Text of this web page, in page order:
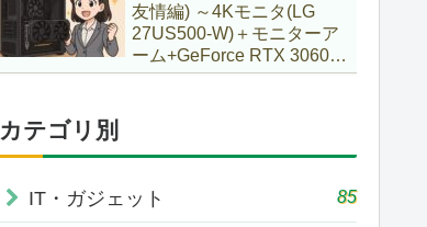
友情編) ～4Kモニタ(LG
27US500-W)＋モニターア
ーム+GeForce RTX 3060Ti
VENTUS 2X 8G OCV1
カテゴリ別
IT・ガジェット 85